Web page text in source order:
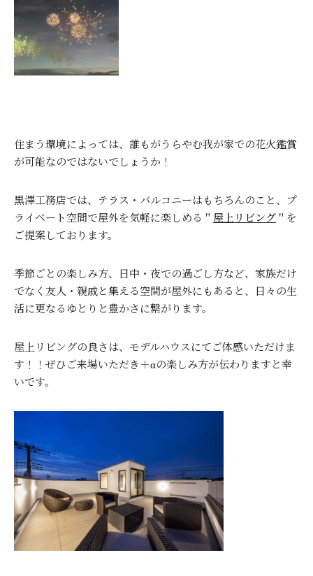
住まう環境によっては、誰もがうらやむ我が家での花火鑑賞
が可能なのではないでしょうか！
黒澤工務店では、テラス・バルコニーはもちろんのこと、プ
ライベート空間で屋外を気軽に楽しめる＂ 屋上リビング ＂を
ご提案しております。
季節ごとの楽しみ方、日中・夜での過ごし方など、家族だけ
でなく友人・親戚と集える空間が屋外にもあると、日々の生
活に更なるゆとりと豊かさに繋がります。
屋上リビングの良さは、モデルハウスにてご体感いただけま
す！！ぜひご来場いただき＋αの楽しみ方が伝わりますと幸
いです。